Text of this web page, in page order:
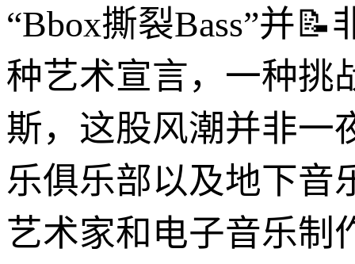
“Bbox撕裂Bass”并
种艺术宣言，一种挑
斯，这股风潮并非一
乐俱乐部以及地下音
艺术家和电子音乐制